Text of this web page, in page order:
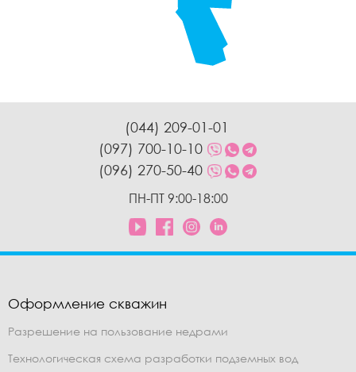
(044) 209-01-01
(097) 700-10-10
(096) 270-50-40
ПН-ПТ 9:00-18:00
Оформление скважин
Разрешение на пользование недрами
Технологическая схема разработки подземных вод